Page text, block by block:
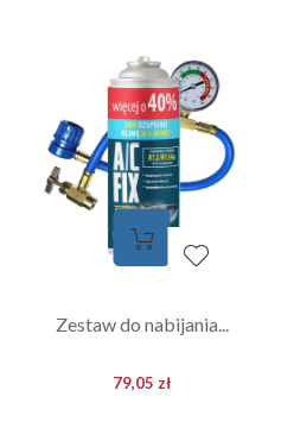
Zestaw do nabijania...
79,05 zł